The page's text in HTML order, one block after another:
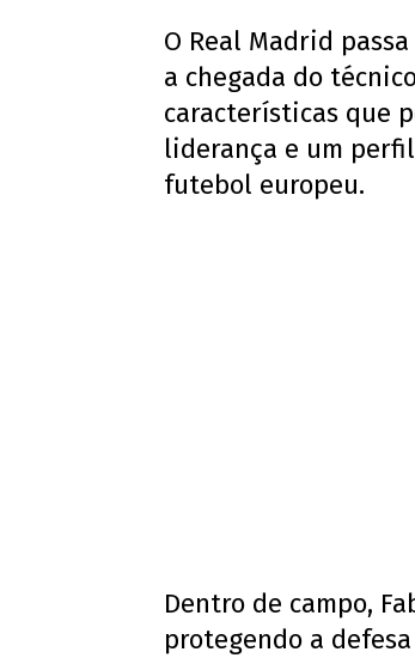
O Real Madrid
a chegada do
características que
liderança e um
futebol europeu.
Dentro de campo,
protegendo a